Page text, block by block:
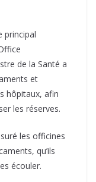
principal
de la Santé a
et
hôpitaux, afin
les réserves.
les officines
qu’ils
écouler.